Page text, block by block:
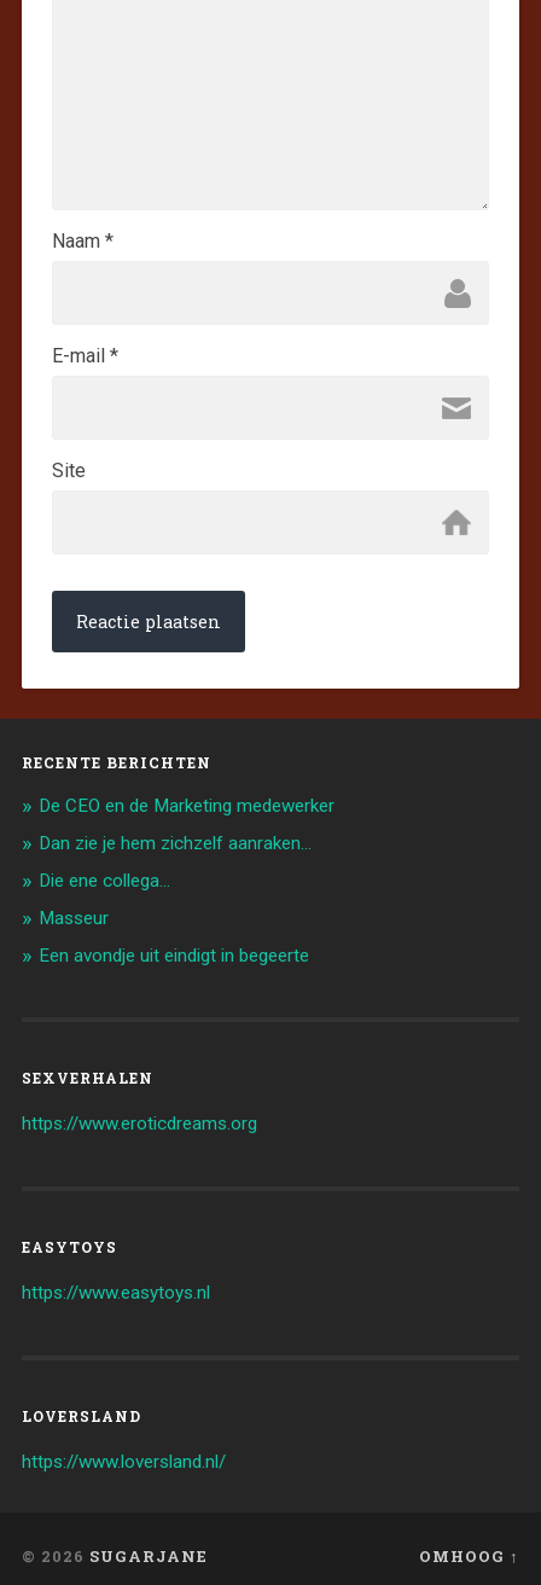
Naam *
E-mail *
Site
RECENTE BERICHTEN
De CEO en de Marketing medewerker
Dan zie je hem zichzelf aanraken…
Die ene collega…
Masseur
Een avondje uit eindigt in begeerte
SEXVERHALEN
https://www.eroticdreams.org
EASYTOYS
https://www.easytoys.nl
LOVERSLAND
https://www.loversland.nl/
© 2026 SUGARJANE OMHOOG ↑